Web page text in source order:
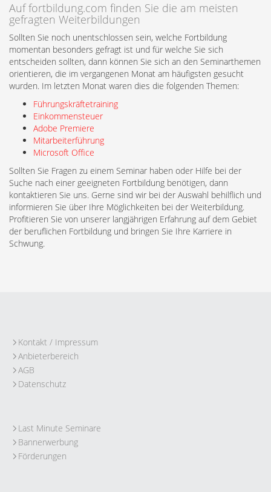
Auf fortbildung.com finden Sie die am meisten
gefragten Weiterbildungen
Sollten Sie noch unentschlossen sein, welche Fortbildung
momentan besonders gefragt ist und für welche Sie sich
entscheiden sollten, dann können Sie sich an den Seminarthemen
orientieren, die im vergangenen Monat am häufigsten gesucht
wurden. Im letzten Monat waren dies die folgenden Themen:
Führungskräftetraining
Einkommensteuer
Adobe Premiere
Mitarbeiterführung
Microsoft Office
Sollten Sie Fragen zu einem Seminar haben oder Hilfe bei der
Suche nach einer geeigneten Fortbildung benötigen, dann
kontaktieren Sie uns. Gerne sind wir bei der Auswahl behilflich und
informieren Sie über Ihre Möglichkeiten bei der Weiterbildung.
Profitieren Sie von unserer langjährigen Erfahrung auf dem Gebiet
der beruflichen Fortbildung und bringen Sie Ihre Karriere in
Schwung.
Kontakt / Impressum
Anbieterbereich
AGB
Datenschutz
Last Minute Seminare
Bannerwerbung
Förderungen